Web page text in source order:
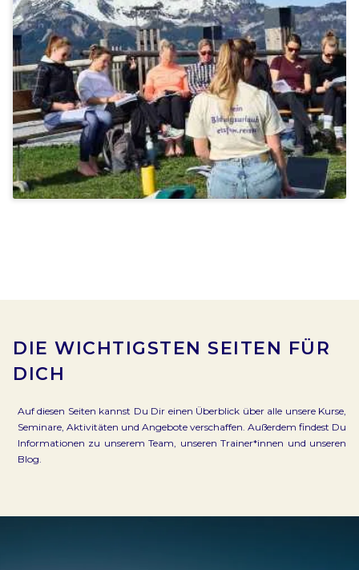
Yoga In Reith Bei Kitzbühel
Ab 1.325€
DIE WICHTIGSTEN SEITEN FÜR
DICH
Auf diesen Seiten kannst Du Dir einen Überblick über alle unsere Kurse,
Seminare, Aktivitäten und Angebote verschaffen. Außerdem findest Du
Informationen zu unserem Team, unseren Trainer*innen und unseren
Blog.